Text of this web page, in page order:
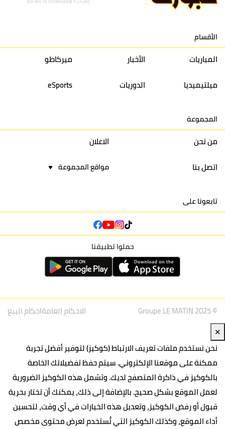
13 إتحاد تواركة 30
32
40
31
16 نادي أولمبيك آسفي 30
24
42
22
الأقسام
المباريات الأخبار
ميركاطو
ميلتيميديا
الدوريات eSports
المجموعة
من نحن
الاعلان
اتصل بنا
مواقع المجموعة
تابعونا على
حملوا تطبيقنا
© Groupe LE MATIN 2025 الاحكام العامةاحكام البيع
✕
نحن نستخدم ملفات تعريف الارتباط (كوكيز) لتوفير أفضل تجربة
ممكنة على موقعنا الإلكتروني. سيتم حفظ تفضيلاتك الخاصة
بالكوكيز في ذاكرة المتصفح لديك. وتشمل هذه الكوكيز الضرورية
لعمل الموقع بشكل صحيح. بالإضافة إلى ذلك، يمكنك أن تختار بحرية
قبول أو رفض الكوكيز، وتعديل هذه الخيارات في أي وقت، لتحسين
أداء الموقع، وكذلك الكوكيز التي تُستخدم لعرض محتوى مخصص